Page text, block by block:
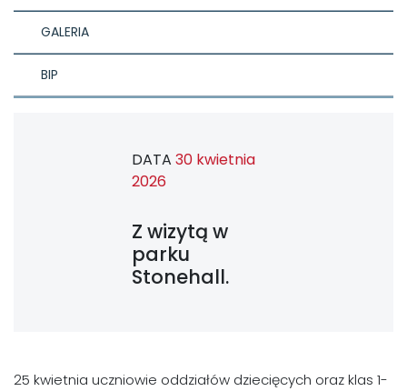
GALERIA
BIP
DATA 30 kwietnia
2026
Z wizytą w
parku
Stonehall.
25 kwietnia uczniowie oddziałów dziecięcych oraz klas 1-